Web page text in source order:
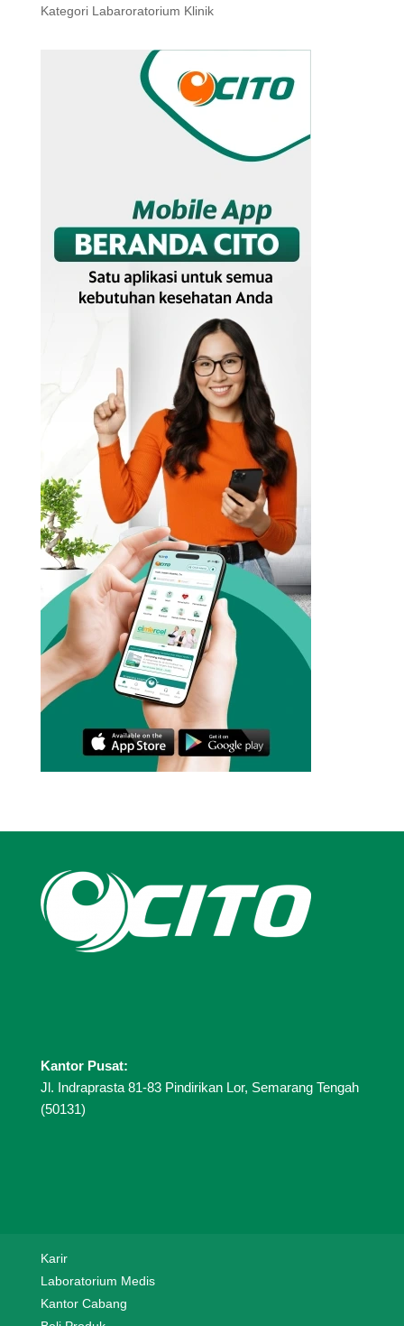
Kategori Labaroratorium Klinik
Kantor Pusat:
Jl. Indraprasta 81-83 Pindirikan Lor, Semarang Tengah
(50131)
Karir
Laboratorium Medis
Kantor Cabang